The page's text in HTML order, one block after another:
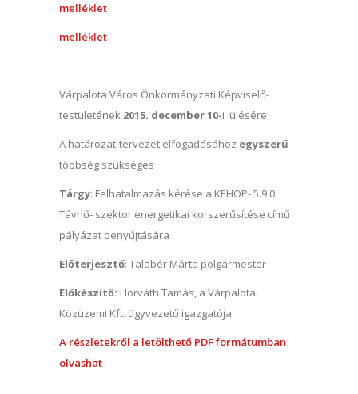
melléklet
melléklet
Várpalota Város Önkormányzati Képviselő-
testületének 2015. december 10-i ülésére
A határozat-tervezet elfogadásához egyszerű
többség szükséges
Tárgy: Felhatalmazás kérése a KEHOP- 5.9.0
Távhő- szektor energetikai korszerűsítése című
pályázat benyújtására
Előterjesztő: Talabér Márta polgármester
Előkészítő: Horváth Tamás, a Várpalotai
Közüzemi Kft. ügyvezető igazgatója
A részletekről a letölthető PDF formátumban
olvashat